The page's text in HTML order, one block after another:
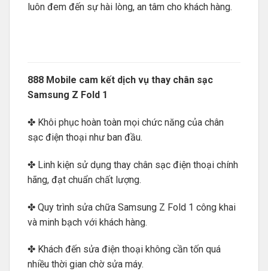
luôn đem đến sự hài lòng, an tâm cho khách hàng.
888 Mobile cam kết dịch vụ thay chân sạc
Samsung Z Fold 1
✤ Khôi phục hoàn toàn mọi chức năng của chân
sạc điện thoại như ban đầu.
✤ Linh kiện sử dụng thay chân sạc điện thoại chính
hãng, đạt chuẩn chất lượng.
✤ Quy trình sửa chữa Samsung Z Fold 1 công khai
và minh bạch với khách hàng.
✤ Khách đến sửa điện thoại không cần tốn quá
nhiều thời gian chờ sửa máy.